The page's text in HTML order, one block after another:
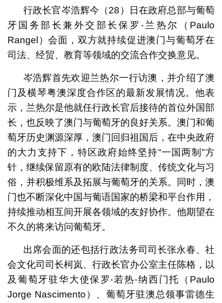
行政长官岑浩辉今（28）日在政府总部与葡萄
牙国务部长兼外交部长保罗‧兰热尔（Paulo
Rangel）会面，双方就持续促进澳门与葡萄牙在
司法、经贸、教育等领域的交流合作交换意见。
岑浩辉首先欢迎兰热尔一行访澳，并介绍了澳
门及横琴粤澳深度合作区的最新发展情况。他表
示，兰热尔是他就任行政长官后接待的首位外国部
长，也反映了澳门与葡萄牙的良好关系。澳门和葡
萄牙历史渊源深厚，澳门回归祖国后，在中央政府
的大力支持下，特区政府始终坚持“一国两制”方
针，继续保留原有的欧陆法律制度、传统文化与习
俗，并积极维系及拓展与葡萄牙的关系。同时，澳
门也不断深化中国与葡语国家的桥梁和平台作用，
持续推动相互间开展各领域的友好协作。他期望在
不久的将来访问葡萄牙。
出席会面的还包括行政法务司司长张永春、社
会文化司司长柯岚、行政长官办公室主任陈格，以
及葡萄牙驻华大使保罗‧若热‧纳西门托（Paulo
Jorge Nascimento）、葡萄牙驻澳总领事雷德生